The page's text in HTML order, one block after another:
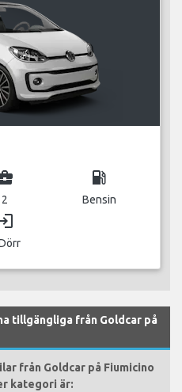
2
local_gas_station
Bensin
tillgängliga från Goldcar på
från Goldcar på Fiumicino
kategori är: